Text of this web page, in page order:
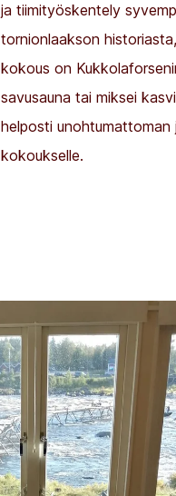
ja tiimityöskentely
tornionlaakson
kokous on
savusauna tai miksei
helposti
kokoukselle.